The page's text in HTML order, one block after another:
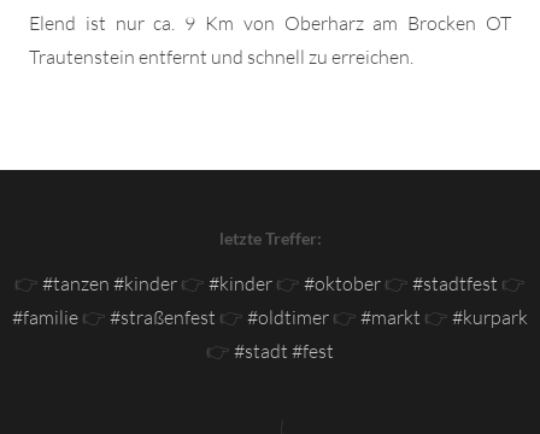
Elend ist nur ca. 9 Km von Oberharz am Brocken OT
Trautenstein entfernt und schnell zu erreichen.
letzte Treffer:
👉 #tanzen #kinder 👉 #kinder 👉 #oktober 👉 #stadtfest 👉
#familie 👉 #straßenfest 👉 #oldtimer 👉 #markt 👉 #kurpark
👉 #stadt #fest